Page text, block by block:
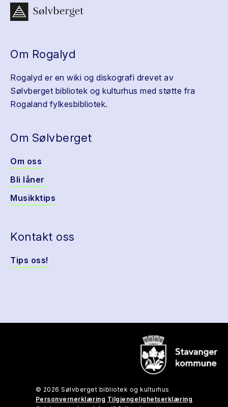
Om Rogalyd
Rogalyd er en wiki og diskografi drevet av
Sølvberget bibliotek og kulturhus med støtte fra
Rogaland fylkesbibliotek.
Om Sølvberget
Om oss
Bli låner
Musikktips
Kontakt oss
Tips oss!
© 2026 Sølvberget bibliotek og kulturhus
Personvernerklæring Tilgjengelighetserklæring